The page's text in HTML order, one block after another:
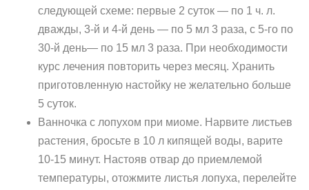
следующей схеме: первые 2 суток — по 1 ч. л.
дважды, 3-й и 4-й день — по 5 мл 3 раза, с 5-го по
30-й день— по 15 мл 3 раза. При необходимости
курс лечения повторить через месяц. Хранить
приготовленную настойку не желательно больше
5 суток.
Ванночка с лопухом при миоме. Нарвите листьев
растения, бросьте в 10 л кипящей воды, варите
10-15 минут. Настояв отвар до приемлемой
температуры, отожмите листья лопуха, перелейте